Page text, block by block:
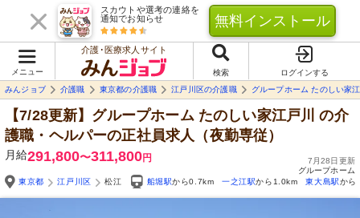
スカウトや選考の連絡を
通知でお知らせ
無料インストール
メニュー
介護･医療求人サイト
検索
ログインする
みんジョブ
介護職 東京都の介護職 江戸川区の介護職 グループホーム たのしい家
【7/28更新】グループホーム たのしい家江戸川
の介
護職・ヘルパーの正社員求人（夜勤専従）
月給291,800〜311,800円
7月28日更新
グループホーム
東京都
江戸川区 松江 船堀駅から0.7km 一之江駅から1.0km 東大島駅から